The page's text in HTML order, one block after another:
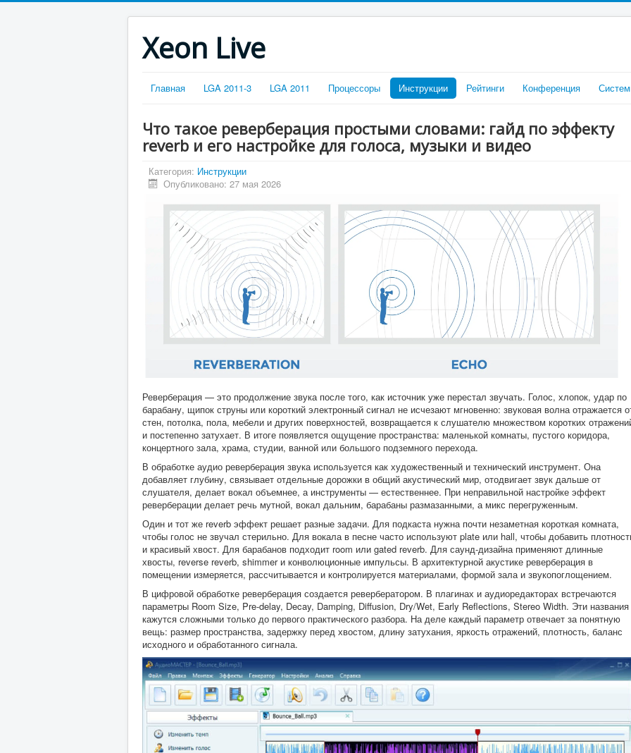
Xeon Live
Главная LGA 2011-3 LGA 2011 Процессоры Инструкции Рейтинги Конференция
Что такое реверберация простыми словами: гайд по эффекту
reverb и его настройке для голоса, музыки и видео
Категория: Инструкции
Опубликовано: 27 мая 2026
Реверберация — это продолжение звука после того, как источник уже перестал звучать. Голос, хлопок, удар по
барабану, щипок струны или короткий электронный сигнал не исчезают мгновенно: звуковая волна отражается
стен, потолка, пола, мебели и других поверхностей, возвращается к слушателю множеством коротких
и постепенно затухает. В итоге появляется ощущение пространства: маленькой комнаты, пустого коридора,
концертного зала, храма, студии, ванной или большого подземного перехода.
В обработке аудио реверберация звука используется как художественный и технический инструмент. Она
добавляет глубину, связывает отдельные дорожки в общий акустический мир, отодвигает звук дальше от
слушателя, делает вокал объемнее, а инструменты — естественнее. При неправильной настройке эффект
реверберации делает речь мутной, вокал дальним, барабаны размазанными, а микс перегруженным.
Один и тот же reverb эффект решает разные задачи. Для подкаста нужна почти незаметная короткая комната,
чтобы голос не звучал стерильно. Для вокала в песне часто используют plate или hall, чтобы добавить
и красивый хвост. Для барабанов подходит room или gated reverb. Для саунд-дизайна применяют длинные
хвосты, reverse reverb, shimmer и конволюционные импульсы. В архитектурной акустике реверберация в
помещении измеряется, рассчитывается и контролируется материалами, формой зала и звукопоглощением.
В цифровой обработке реверберация создается ревербератором. В плагинах и аудиоредакторах встречаются
параметры Room Size, Pre-delay, Decay, Damping, Diffusion, Dry/Wet, Early Reflections, Stereo Width. Эти названия
кажутся сложными только до первого практического разбора. На деле каждый параметр отвечает за понятную
вещь: размер пространства, задержку перед хвостом, длину затухания, яркость отражений, плотность, баланс
исходного и обработанного сигнала.